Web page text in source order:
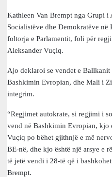
Kathleen Van Brempt nga Grupi i
Socialistëve dhe Demokratëve në
foltorja e Parlamentit, foli për
Aleksander Vuçiq.
Ajo deklaroi se vendet e
Bashkimin Evropian, dhe Mali i
integrim.
“Regjimet autokrate, si regjimi i
vend në Bashkimin Evropian, kjo
Vuçiq po bëhet gjithnjë e më
BE-në, dhe kjo është një arsye e
të jetë vendi i 28-të që i
Brempt.